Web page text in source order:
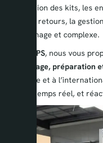
préparation des kits, les
suivi des retours, la
chronophage et complexe.
AKPS, nous vous
stockage, préparation
en France et à
suivi en temps réel, et